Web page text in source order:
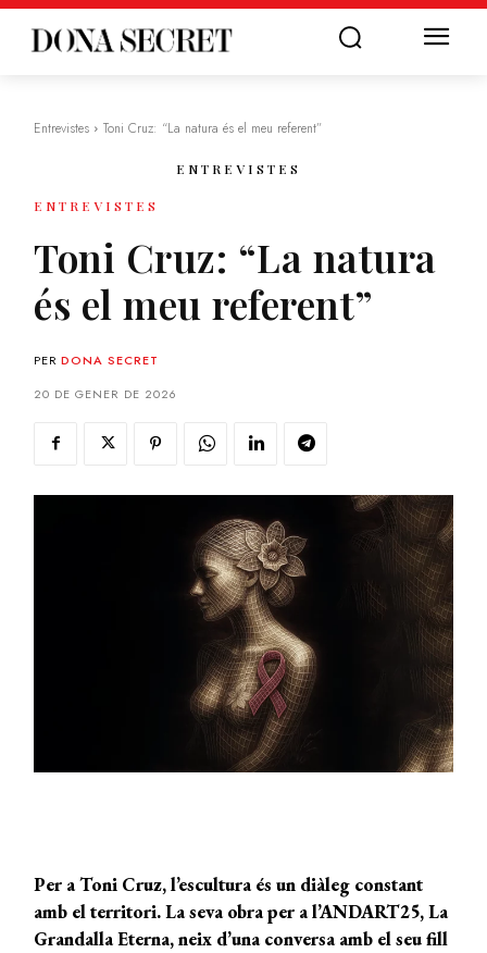
Entrevistes Toni Cruz: “La natura és el meu referent”
ENTREVISTES
ENTREVISTES
Toni Cruz: “La natura
és el meu referent”
PER DONA SECRET
20 DE GENER DE 2026
Per a Toni Cruz, l’escultura és un diàleg constant
amb el territori. La seva obra per a l’ANDART25, La
Grandalla Eterna, neix d’una conversa amb el seu fill